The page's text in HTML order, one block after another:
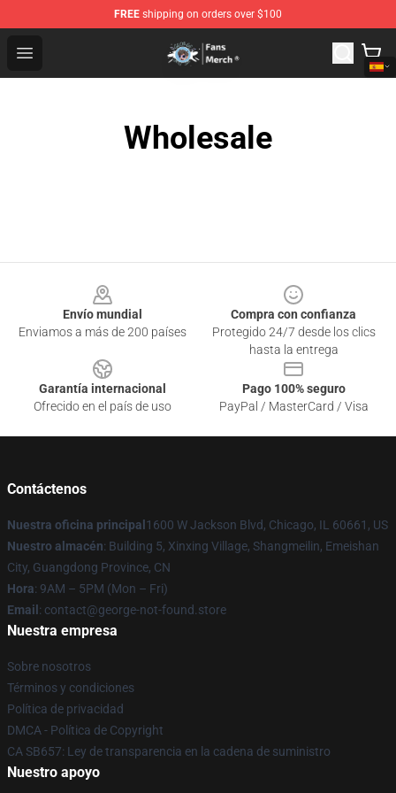
FREE shipping on orders over $100
Open menu
GeorgeNotFound Store - Official GeorgeNotFound
Wholesale
Envío mundial
Enviamos a más de 200 países
Compra con confianza
Protegido 24/7 desde los clics
hasta la entrega
Garantía internacional
Ofrecido en el país de uso
Pago 100% seguro
PayPal / MasterCard / Visa
Contáctenos
Nuestra oficina principal 1600 W Jackson Blvd, Chicago, IL 60661, US
Nuestro almacén: Building 5, Xinxing Village, Shangmeilin, Emeishan
City, Guangdong Province, CN
Hora: 9AM – 5PM (Mon – Fri)
Email : contact@george-not-found.store
Nuestra empresa
Sobre nosotros
Términos y condiciones
Política de privacidad
DMCA - Política de Copyright
CA SB657: Ley de transparencia en la cadena de suministro
Nuestro apoyo